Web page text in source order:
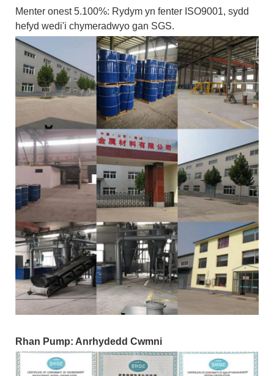
Menter onest 5.100%: Rydym yn fenter ISO9001, sydd
hefyd wedi'i chymeradwyo gan SGS.
Rhan Pump: Anrhydedd Cwmni